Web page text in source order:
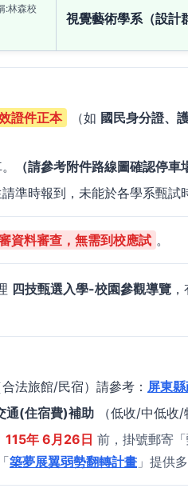
:林森校
視覺藝術學系（設計
證件正本 （如 國民身分證、
（請參考附件路線圖確認停車
準時報到，未能於各學系甄試
資料審查，無需到校應試 。
四技甄選入學-校園參觀導覽
法旅館/民宿）請參考： 屏東
通(住宿費)補助 （低收/中低收
115年 6月26日 前，掛號郵寄
築夢展翼弱勢翻轉計畫 」提供